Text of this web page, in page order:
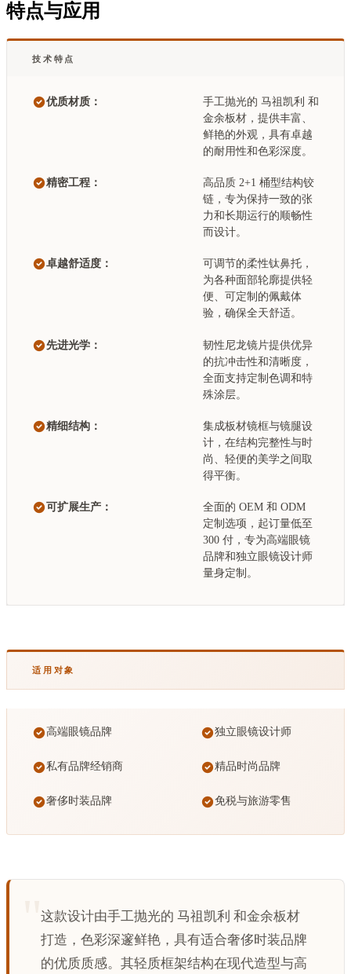
特点与应用
技术特点
优质材质：
手工抛光的 马祖凯利 和
金余板材，提供丰富、
鲜艳的外观，具有卓越
的耐用性和色彩深度。
精密工程：
高品质 2+1 桶型结构铰
链，专为保持一致的张
力和长期运行的顺畅性
而设计。
卓越舒适度：
可调节的柔性钛鼻托，
为各种面部轮廓提供轻
便、可定制的佩戴体
验，确保全天舒适。
先进光学：
韧性尼龙镜片提供优异
的抗冲击性和清晰度，
全面支持定制色调和特
殊涂层。
精细结构：
集成板材镜框与镜腿设
计，在结构完整性与时
尚、轻便的美学之间取
得平衡。
可扩展生产：
全面的 OEM 和 ODM
定制选项，起订量低至
300 付，专为高端眼镜
品牌和独立眼镜设计师
量身定制。
适用对象
高端眼镜品牌 独立眼镜设计师
私有品牌经销商 精品时尚品牌
奢侈时装品牌 免税与旅游零售
这款设计由手工抛光的 马祖凯利 和金余板材
打造，色彩深邃鲜艳，具有适合奢侈时装品牌
的优质质感。其轻质框架结构在现代造型与高